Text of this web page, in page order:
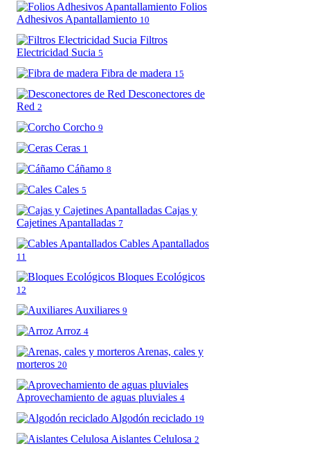
Folios
Adhesivos Apantallamiento 10
Filtros
Electricidad Sucia 5
Fibra de madera 15
Desconectores de
Red 2
Corcho 9
Ceras 1
Cáñamo 8
Cales 5
Cajas y
Cajetines Apantalladas 7
Cables Apantallados
11
Bloques Ecológicos
12
Auxiliares 9
Arroz 4
Arenas, cales y
morteros 20
Aprovechamiento de aguas pluviales 4
Algodón reciclado 19
Aislantes Celulosa 2